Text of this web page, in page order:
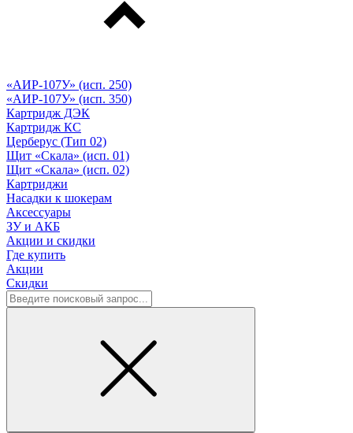
«АИР-107У» (исп. 250)
«АИР-107У» (исп. 350)
Картридж ДЭК
Картридж КС
Церберус (Тип 02)
Щит «Скала» (исп. 01)
Щит «Скала» (исп. 02)
Картриджи
Насадки к шокерам
Аксессуары
ЗУ и АКБ
Акции и скидки
Где купить
Акции
Скидки